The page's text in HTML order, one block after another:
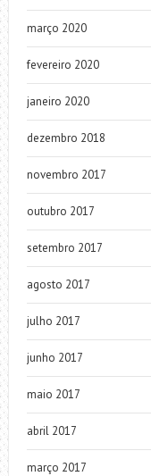
março 2020
fevereiro 2020
janeiro 2020
dezembro 2018
novembro 2017
outubro 2017
setembro 2017
agosto 2017
julho 2017
junho 2017
maio 2017
abril 2017
março 2017